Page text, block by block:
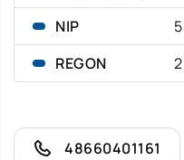
NIP
REGON
48660401161